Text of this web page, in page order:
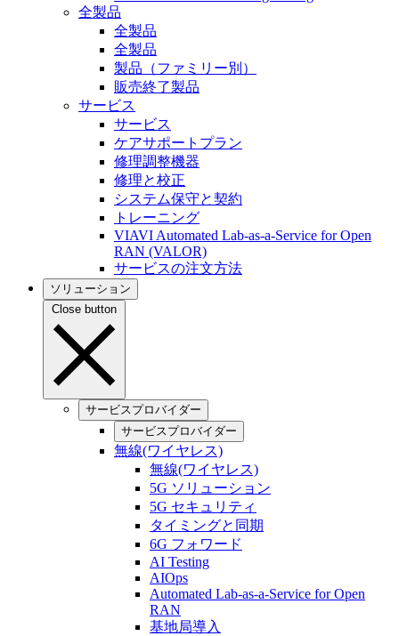
全製品
全製品
全製品
製品（ファミリー別）
販売終了製品
サービス
サービス
ケアサポートプラン
修理調整機器
修理と校正
システム保守と契約
トレーニング
VIAVI Automated Lab-as-a-Service for Open
RAN (VALOR)
サービスの注文方法
ソリューション
Close button
サービスプロバイダー
サービスプロバイダー
無線(ワイヤレス)
無線(ワイヤレス)
5G ソリューション
5G セキュリティ
タイミングと同期
6G フォワード
AI Testing
AIOps
Automated Lab-as-a-Service for Open
RAN
基地局導入